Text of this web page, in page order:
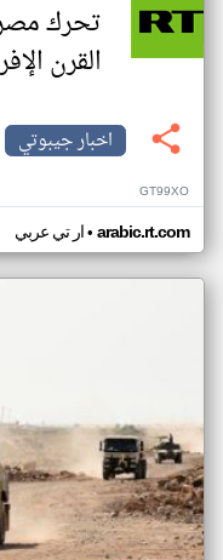
تحرك
القرن
اخبار جيبوتي
GT99XO
ار تي عربي• arabic.rt.com